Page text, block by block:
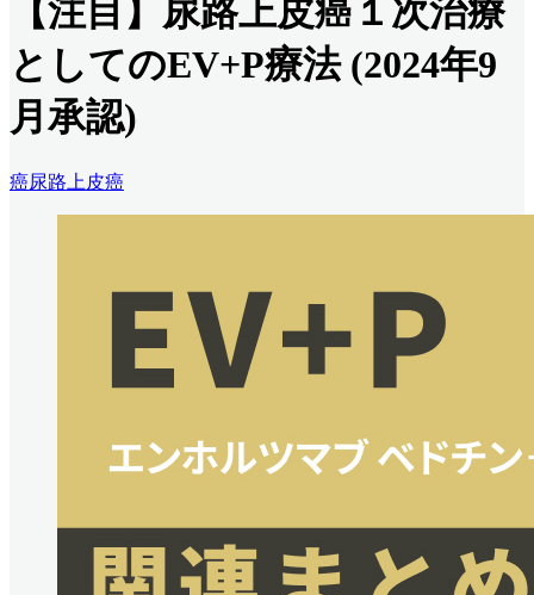
【注目】尿路上皮癌１次治療
としてのEV+P療法 (2024年9
月承認)
癌尿路上皮癌